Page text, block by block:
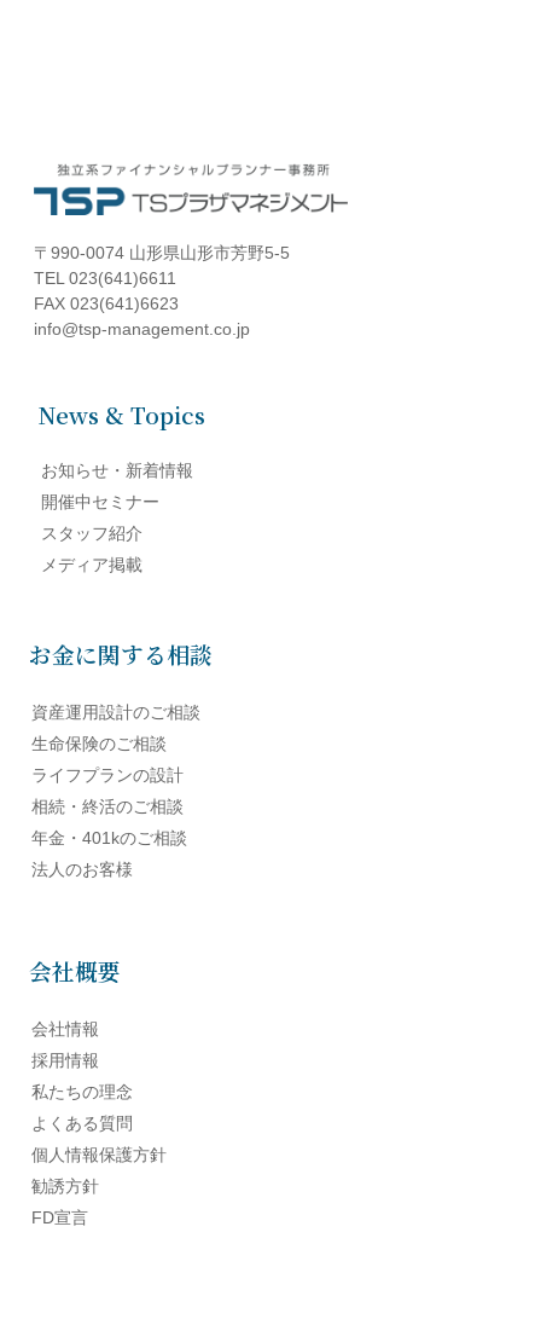
〒990-0074 山形県山形市芳野5-5
TEL 023(641)6611
FAX 023(641)6623
info@tsp-management.co.jp
News & Topics
お知らせ・新着情報
開催中セミナー
スタッフ紹介
メディア掲載
お金に関する相談
資産運用設計のご相談
生命保険のご相談
ライフプランの設計
相続・終活のご相談
年金・401kのご相談
法人のお客様
会社概要
会社情報
採用情報
私たちの理念
よくある質問
個人情報保護方針
勧誘方針
FD宣言